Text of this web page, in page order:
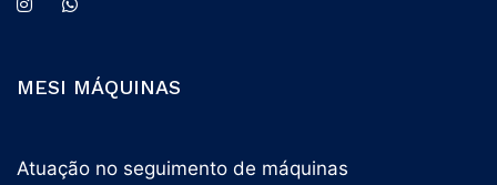
MESI MÁQUINAS
Atuação no seguimento de máquinas